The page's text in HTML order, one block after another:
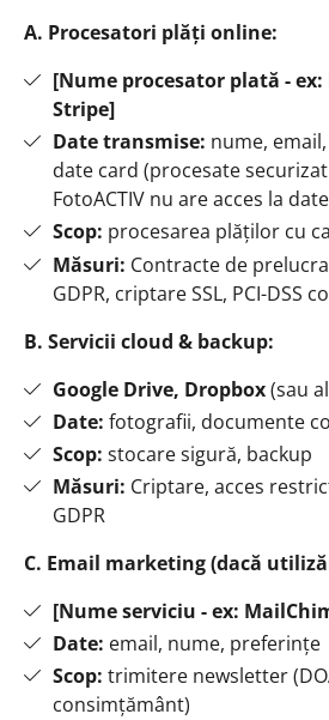
A. Procesatori plăți online:
[Nume procesator plată - ex:
Stripe]
Date transmise: nume,
date card (procesate
FotoACTIV nu are acces la
Scop: procesarea plăților cu
Măsuri: Contracte de
GDPR, criptare SSL, PCI-DSS
B. Servicii cloud & backup:
Google Drive, Dropbox(sau
Date: fotografii, documente
Scop: stocare sigură, backup
Măsuri: Criptare, acces
GDPR
C. Email marketing (dacă
[Nume serviciu - ex:
Date: email, nume, preferințe
Scop: trimitere newsletter
consimțământ)